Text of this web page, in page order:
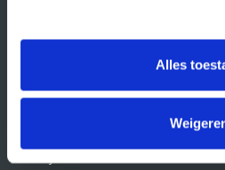
Alles
Retourbeleid